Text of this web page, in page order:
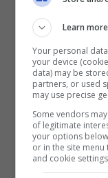
con lui
del Centro
La
intende dare
negativo di
approcciato
rimasta
Learn more
Your personal
your device
data) may be
partners, or used
may use precise
Some vendors
of legitimate
your options
or in the site
and cookie